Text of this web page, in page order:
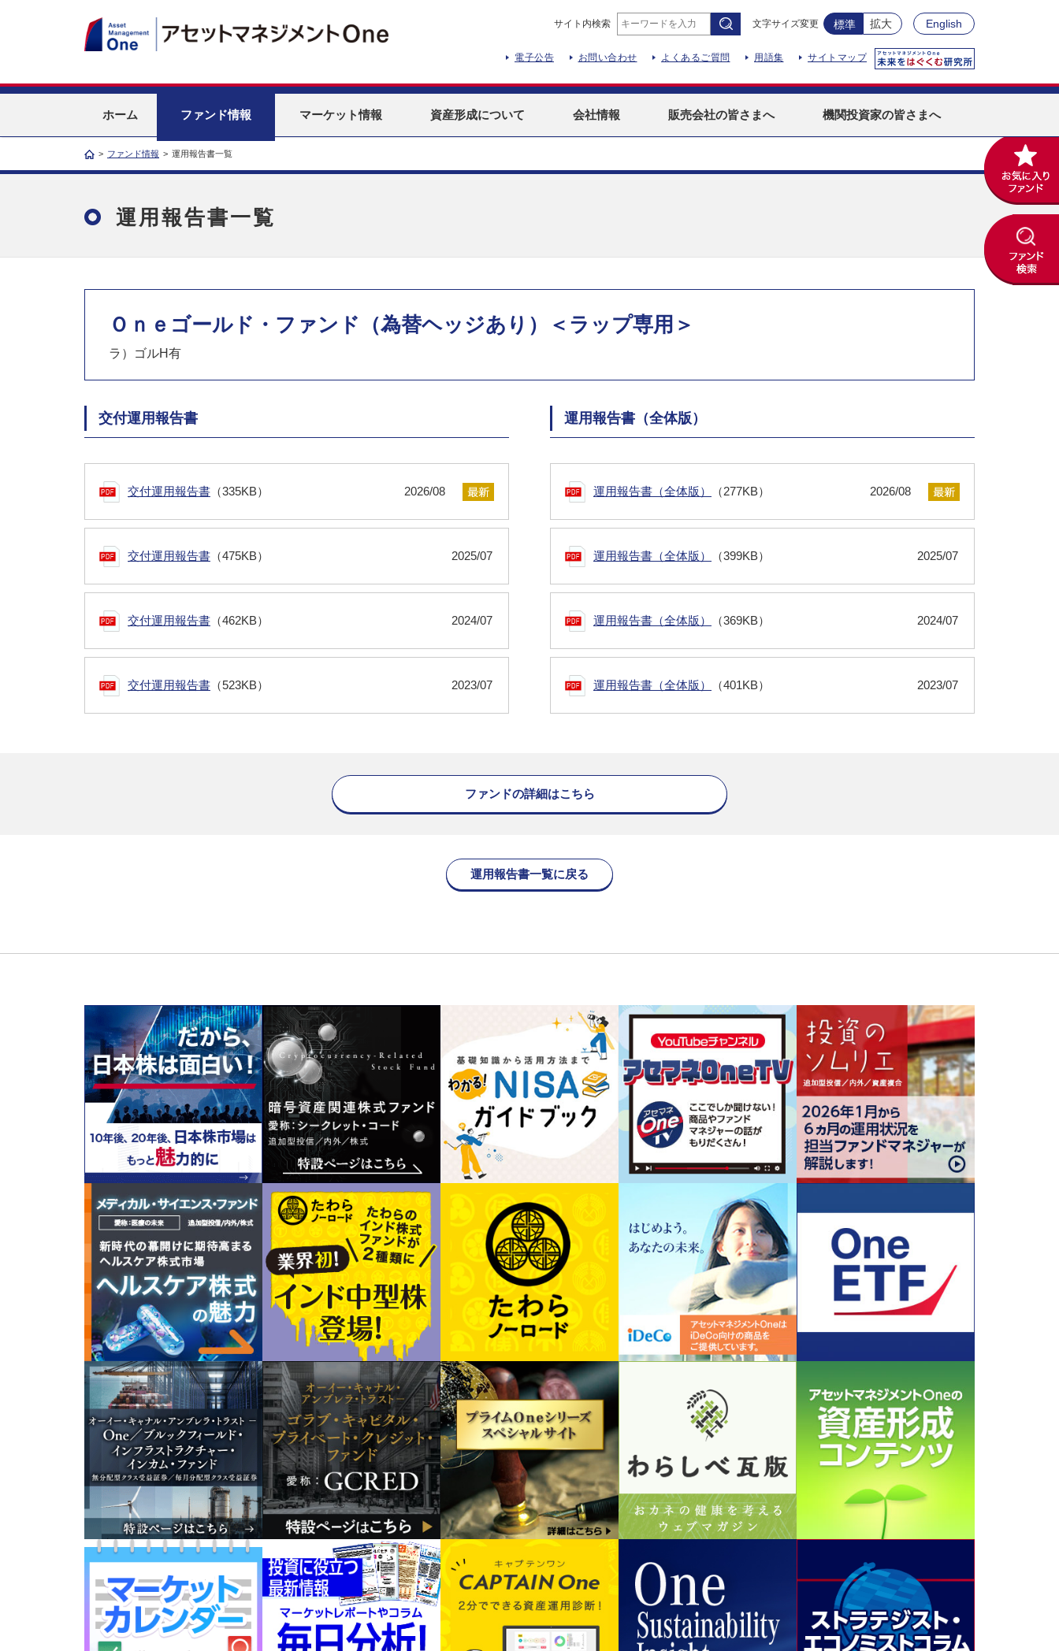
サイト内検索 文字サイズ変更 標準 拡大 English
電子公告 お問い合わせ よくあるご質問 用語集 サイトマップ
ホーム ファンド情報 マーケット情報 資産形成について 会社情報 販売会社の皆さまへ 機関投資家の皆さまへ
> ファンド情報 > 運用報告書一覧
運用報告書一覧
Ｏｎｅゴールド・ファンド（為替ヘッジあり）＜ラップ専用＞
ラ）ゴルH有
交付運用報告書
交付運用報告書 （335KB） 2026/08
交付運用報告書 （475KB） 2025/07
交付運用報告書 （462KB） 2024/07
交付運用報告書 （523KB） 2023/07
運用報告書（全体版）
運用報告書（全体版） （277KB） 2026/08
運用報告書（全体版） （399KB） 2025/07
運用報告書（全体版） （369KB） 2024/07
運用報告書（全体版） （401KB） 2023/07
ファンドの詳細はこちら
運用報告書一覧に戻る